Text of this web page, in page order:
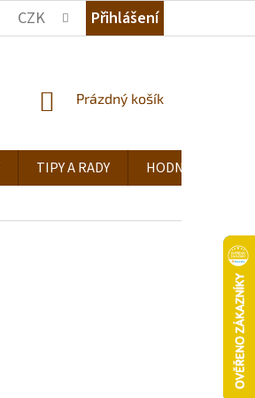
NÁS NAJDETE TIPY A RADY
CZK Přihlášení
NÁKUPNÍ
Prázdný košík
TIPY A RADY HODNOCENÍ